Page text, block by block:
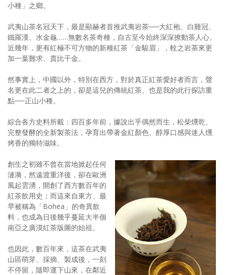
影音區
創意出版服務
歷史區
個人著作
媒體報導一覽
訂閱電子報
小種」之鄉。
武夷山茶名冠天下，最是顯赫者首推武夷岩茶──大紅袍、白雞冠、
鐵羅漢、水金龜……無數名茶奇種，自古至今始終深深撩動茶人心。
近幾年，更有紅極不可方物的新種紅茶「金駿眉」，較之岩茶來更
加一葉難求、貴比千金。
然事實上，中國以外，特別在西方，對於真正紅茶愛好者而言，聲
名更在此二者之上的，卻是這兒的傳統紅茶、也是我的此行探訪重
點──正山小種。
綜合各方史料所載：四百多年前，據說出乎偶然而生，松柴燻乾、
完整發酵的全新製茶法，孕育出帶著金紅顏色、醇厚口感與迷人燻
烤香的獨特滋味。
創生之初雖不曾在當地掀起任何
漣漪，然遠渡重洋後，卻在歐洲
風起雲湧，開創了西方數百年的
紅茶飲用史；而這來自東方、最
早被稱為「Bohea」的奇異飲
料，也成為日後幾乎蔓延大半個
南亞之廣漠紅茶版圖的始祖。
也因此，數百年來，這茶在武夷
山區萌芽、採摘、製成後，一刻
不停留，隨即運下山來，在鄰近